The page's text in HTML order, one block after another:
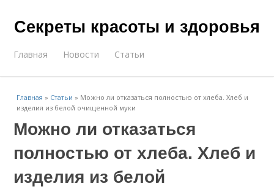
Секреты красоты и здоровья
Главная Новости Статьи
Главная » Статьи » Можно ли отказаться полностью от хлеба. Хлеб и
изделия из белой очищенной муки
Можно ли отказаться
полностью от хлеба. Хлеб и
изделия из белой